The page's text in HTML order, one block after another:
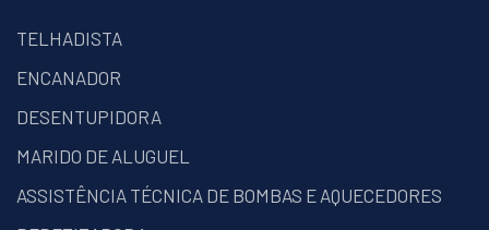
TELHADISTA
ENCANADOR
DESENTUPIDORA
MARIDO DE ALUGUEL
ASSISTÊNCIA TÉCNICA DE BOMBAS E AQUECEDORES